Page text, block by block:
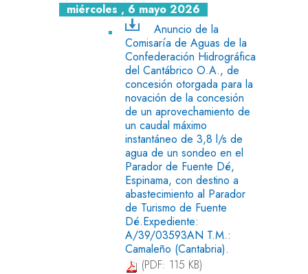
miércoles , 6 mayo 2026
Anuncio de la
Comisaría de Aguas de la
Confederación Hidrográfica
del Cantábrico O.A., de
concesión otorgada para la
novación de la concesión
de un aprovechamiento de
un caudal máximo
instantáneo de 3,8 l/s de
agua de un sondeo en el
Parador de Fuente Dé,
Espinama, con destino a
abastecimiento al Parador
de Turismo de Fuente
Dé.Expediente:
A/39/03593AN T.M.:
Camaleño (Cantabria).
(PDF: 115 KB)